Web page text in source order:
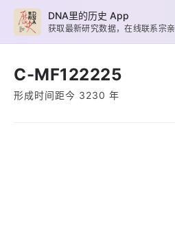
C-MF122225
形成时间距今 3230 年
DNA里的历史 App
获取最新研究数据，在线联系宗亲